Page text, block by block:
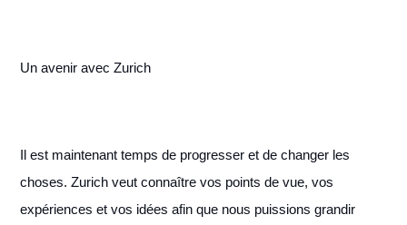
Un avenir avec Zurich
Il est maintenant temps de progresser et de changer les
choses. Zurich veut connaître vos points de vue, vos
expériences et vos idées afin que nous puissions grandir